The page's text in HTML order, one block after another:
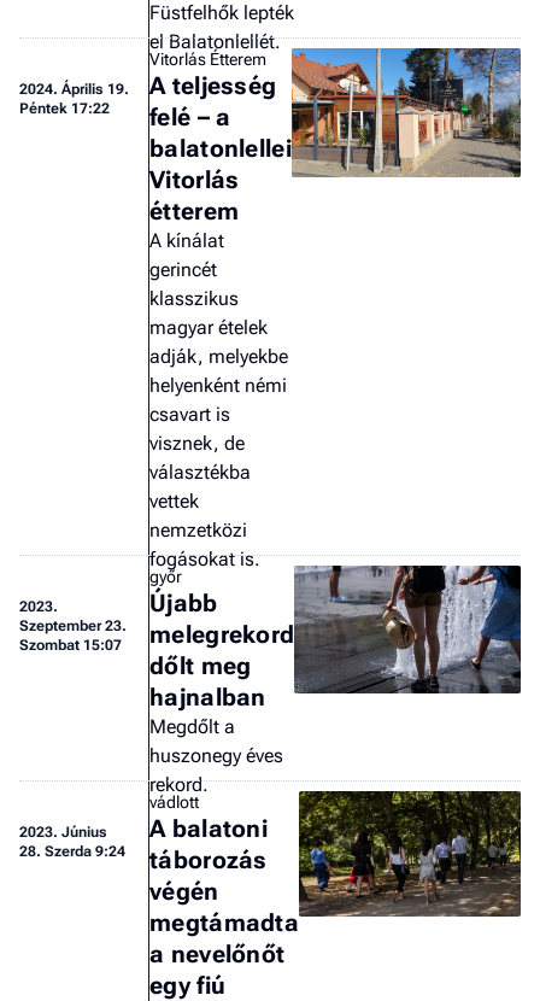
Füstfelhők lepték
el Balatonlellét.
2024. Április 19.
Péntek 17:22
Vitorlás Étterem
A teljesség
felé – a
balatonlellei
Vitorlás
étterem
A kínálat
gerincét
klasszikus
magyar ételek
adják, melyekbe
helyenként némi
csavart is
visznek, de
választékba
vettek
nemzetközi
fogásokat is.
2023.
Szeptember 23.
Szombat 15:07
győr
Újabb
melegrekord
dőlt meg
hajnalban
Megdőlt a
huszonegy éves
rekord.
2023. Június
28. Szerda 9:24
vádlott
A balatoni
táborozás
végén
megtámadta
a nevelőnőt
egy fiú